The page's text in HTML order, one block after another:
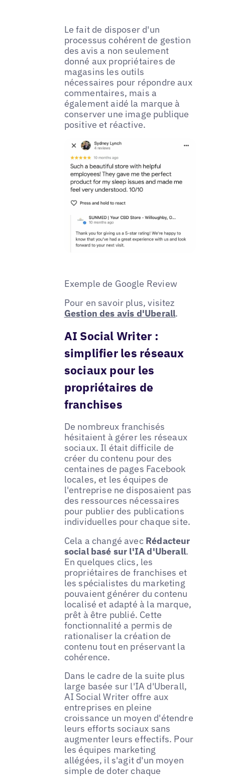
Le fait de disposer d'un
processus cohérent de gestion
des avis a non seulement
donné aux propriétaires de
magasins les outils
nécessaires pour répondre aux
commentaires, mais a
également aidé la marque à
conserver une image publique
positive et réactive.
Exemple de Google Review
Pour en savoir plus, visitez
Gestion des avis d'Uberall.
AI Social Writer :
simplifier les réseaux
sociaux pour les
propriétaires de
franchises
De nombreux franchisés
hésitaient à gérer les réseaux
sociaux. Il était difficile de
créer du contenu pour des
centaines de pages Facebook
locales, et les équipes de
l'entreprise ne disposaient pas
des ressources nécessaires
pour publier des publications
individuelles pour chaque site.
Cela a changé avec Rédacteur
social basé sur l'IA d'Uberall.
En quelques clics, les
propriétaires de franchises et
les spécialistes du marketing
pouvaient générer du contenu
localisé et adapté à la marque,
prêt à être publié. Cette
fonctionnalité a permis de
rationaliser la création de
contenu tout en préservant la
cohérence.
Dans le cadre de la suite plus
large basée sur l'IA d'Uberall,
AI Social Writer offre aux
entreprises en pleine
croissance un moyen d'étendre
leurs efforts sociaux sans
augmenter leurs effectifs. Pour
les équipes marketing
allégées, il s'agit d'un moyen
simple de doter chaque